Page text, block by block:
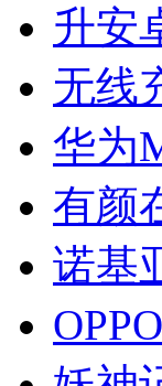
升安
无线
华为
有颜
诺基